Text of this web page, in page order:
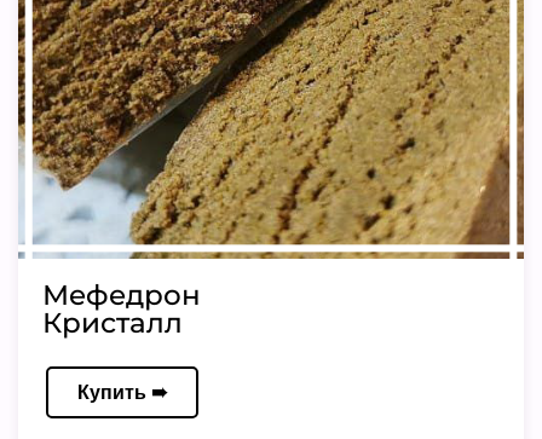
Мефедрон
Кристалл
Купить ➠